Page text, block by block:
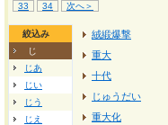
33 34 次へ＞
絞込み
じ
じあ
じい
じう
じえ
絨緞爆撃
重大
十代
じゅうだい
重大化